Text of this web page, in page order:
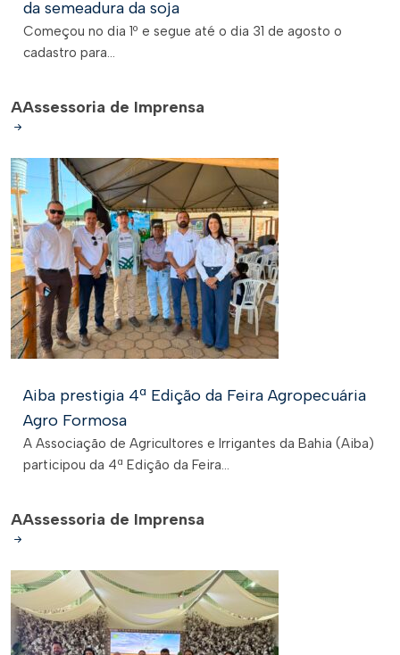
da semeadura da soja
Começou no dia 1º e segue até o dia 31 de agosto o
cadastro para...
AAssessoria de Imprensa
Aiba prestigia 4ª Edição da Feira Agropecuária
Agro Formosa
A Associação de Agricultores e Irrigantes da Bahia (Aiba)
participou da 4ª Edição da Feira...
AAssessoria de Imprensa